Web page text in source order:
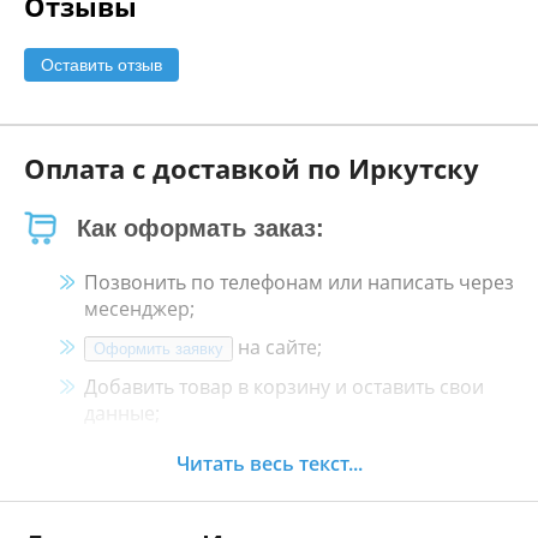
Оставить отзыв
Оплата с доставкой по Иркутску
Как оформать заказ:
Позвонить по телефонам или написать через
месенджер;
Оформить заявку
на сайте;
Добавить товар в корзину и оставить свои
данные;
Менеджер свяжется с Вами в течение 30
Читать весь текст...